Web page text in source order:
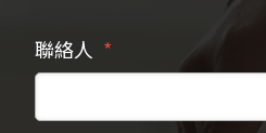
聯絡人